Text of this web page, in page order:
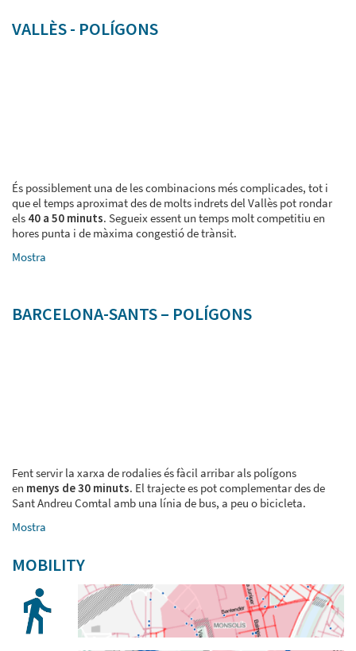
VALLÈS - POLÍGONS
És possiblement una de les combinacions més complicades, tot i
que el temps aproximat des de molts indrets del Vallès pot rondar
els 40 a 50 minuts. Segueix essent un temps molt competitiu en
hores punta i de màxima congestió de trànsit.
Mostra
BARCELONA-SANTS – POLÍGONS
Fent servir la xarxa de rodalies és fàcil arribar als polígons
en menys de 30 minuts. El trajecte es pot complementar des de
Sant Andreu Comtal amb una línia de bus, a peu o bicicleta.
Mostra
MOBILITY